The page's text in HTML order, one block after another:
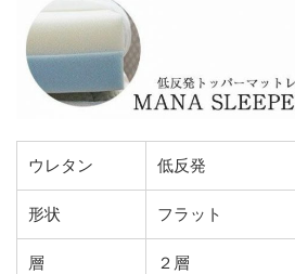
ウレタン 低反発
形状 フラット
層 ２層